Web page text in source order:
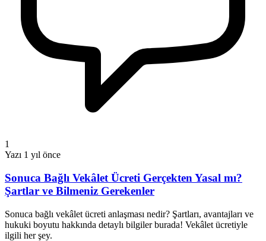
1
Yazı 1 yıl önce
Sonuca Bağlı Vekâlet Ücreti Gerçekten Yasal mı?
Şartlar ve Bilmeniz Gerekenler
Sonuca bağlı vekâlet ücreti anlaşması nedir? Şartları, avantajları ve
hukuki boyutu hakkında detaylı bilgiler burada! Vekâlet ücretiyle
ilgili her şey.